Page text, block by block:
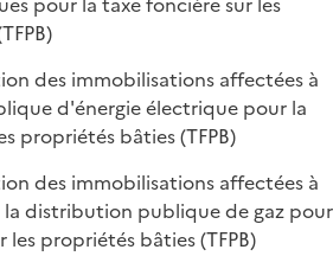
des immobilisations affectées à
d'énergie électrique pour la
propriétés bâties (TFPB)
des immobilisations affectées à
distribution publique de gaz pour
les propriétés bâties (TFPB)